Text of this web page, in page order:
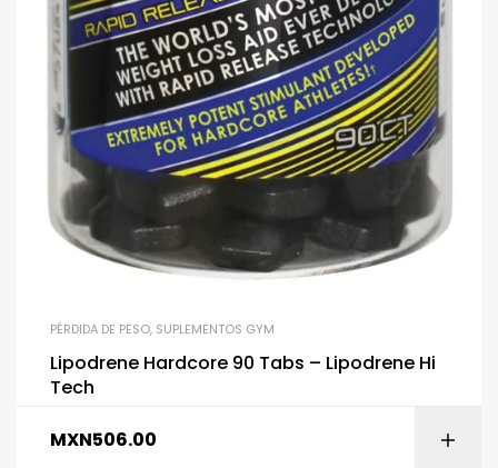
PÉRDIDA DE PESO, SUPLEMENTOS GYM
Lipodrene Hardcore 90 Tabs – Lipodrene Hi
Tech
MXN506.00